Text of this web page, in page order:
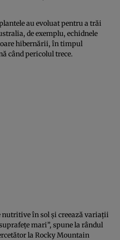
au evoluat pentru a trăi
de exemplu, echidnele
hibernării, în timpul
când pericolul trece.
nutritive în sol și creează variații
mari”, spune la rândul
la Rocky Mountain